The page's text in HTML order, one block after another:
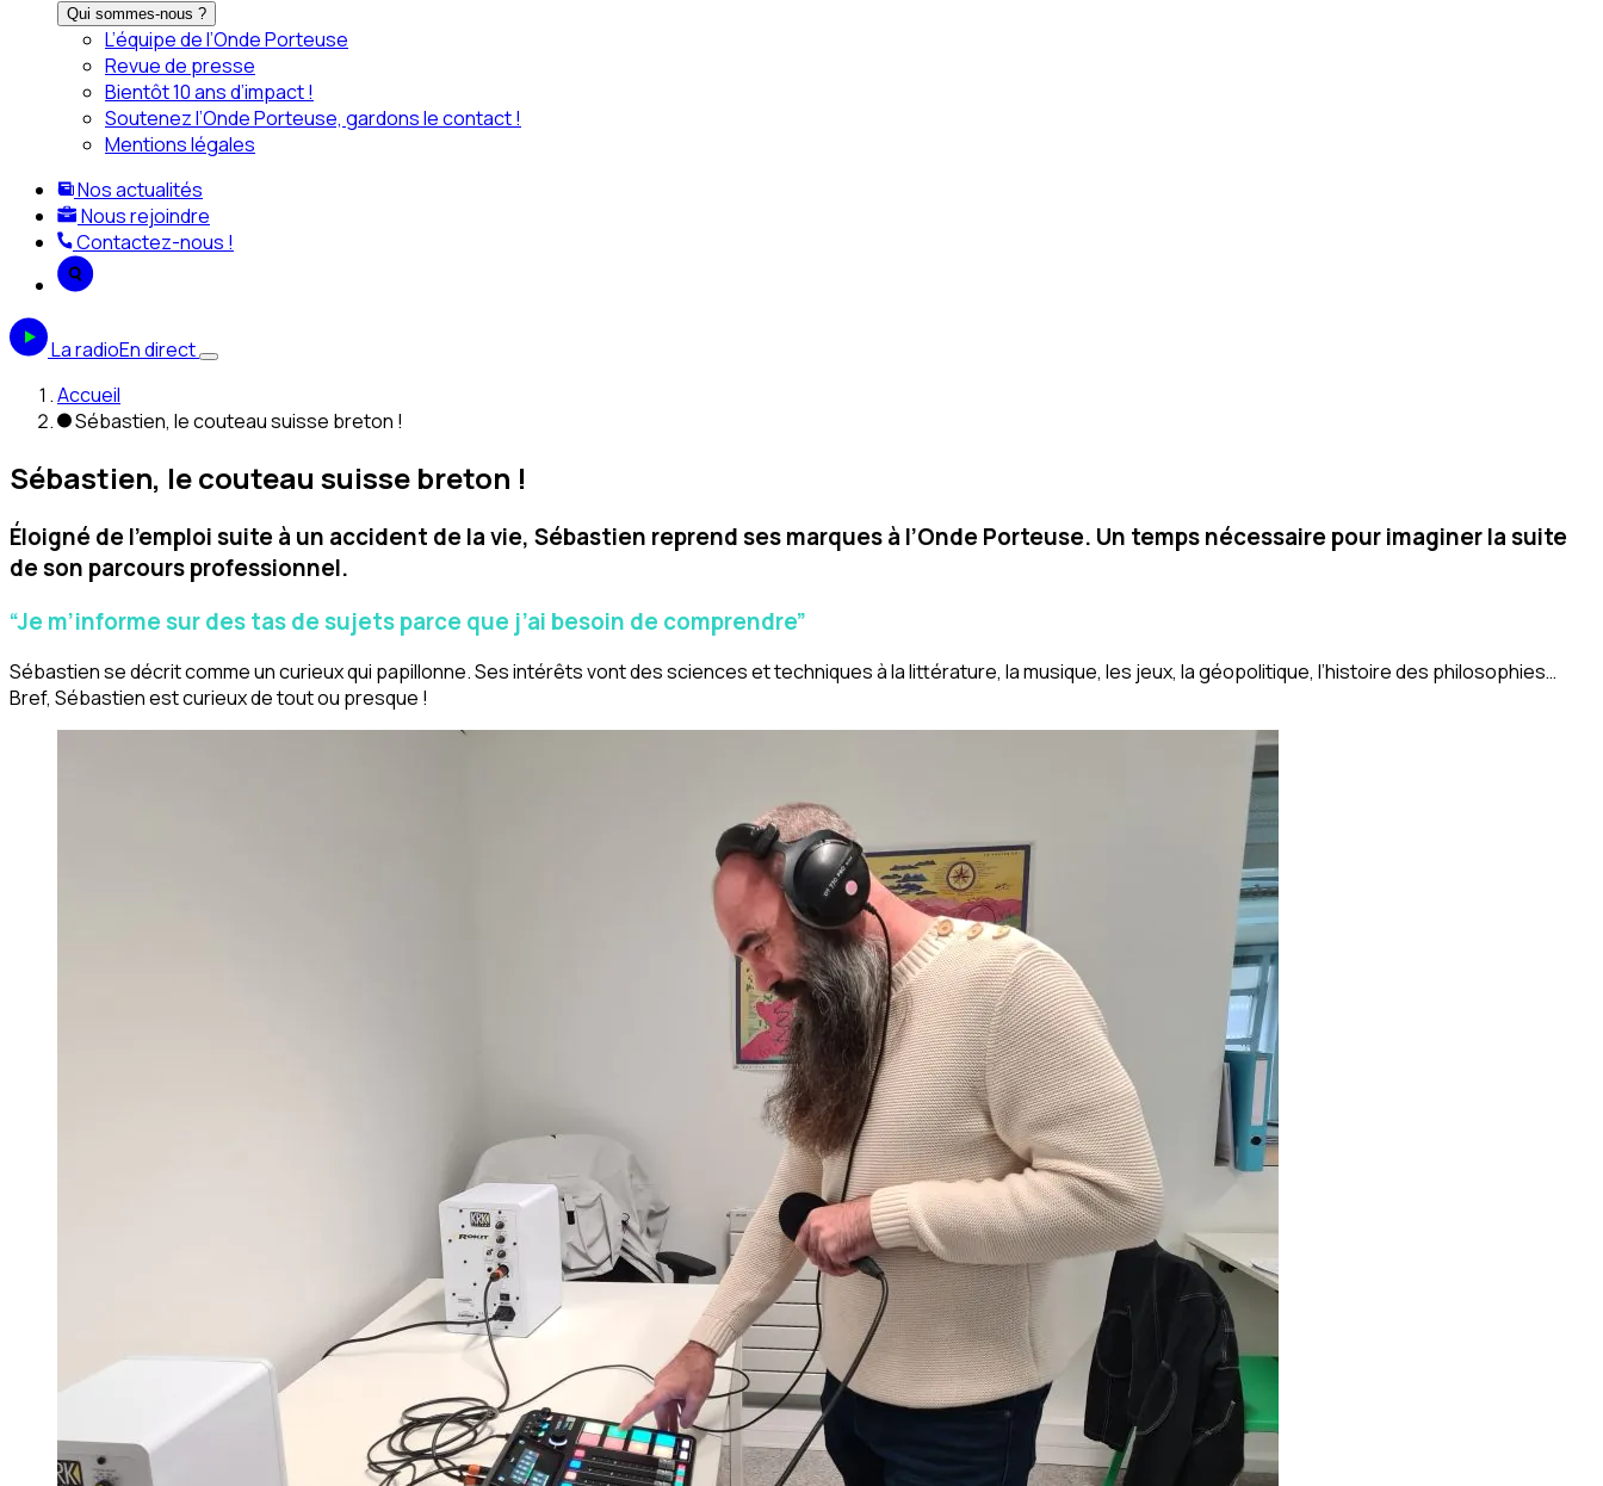
Qui sommes-nous ?
L’équipe de l’Onde Porteuse
Revue de presse
Bientôt 10 ans d’impact !
Soutenez l’Onde Porteuse, gardons le contact !
Mentions légales
Nos actualités
Nous rejoindre
Contactez-nous !
La radioEn direct
Accueil
Sébastien, le couteau suisse breton !
Sébastien, le couteau suisse breton !
Éloigné de l’emploi suite à un accident de la vie, Sébastien reprend ses marques à l’Onde Porteuse. Un temps nécessaire pour imaginer la suite
de son parcours professionnel.
“Je m’informe sur des tas de sujets parce que j’ai besoin de comprendre”
Sébastien se décrit comme un curieux qui papillonne. Ses intérêts vont des sciences et techniques à la littérature, la musique, les jeux, la géopolitique, l’histoire des philosophies…
Bref, Sébastien est curieux de tout ou presque !